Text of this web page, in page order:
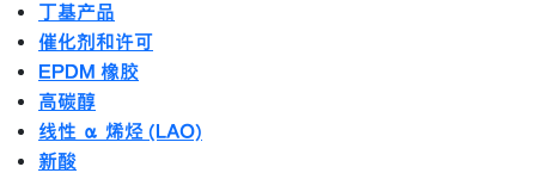
丁基产品
催化剂和许可
EPDM 橡胶
高碳醇
线性 α 烯烃 (LAO)
新酸